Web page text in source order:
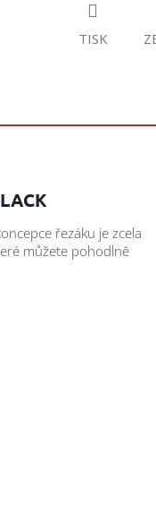
TISK
řezáku je zcela
můžete pohodlně